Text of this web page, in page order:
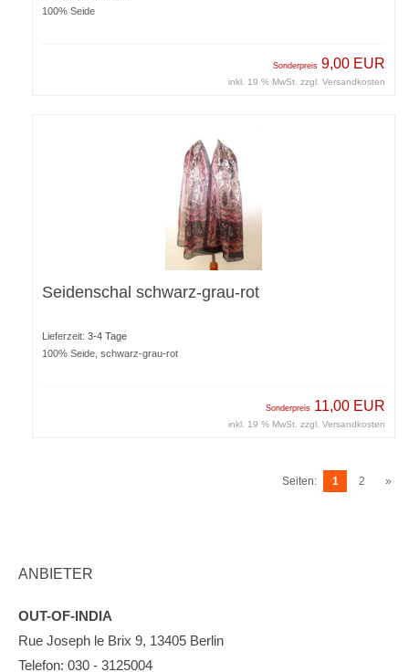
100% Seide
Sonderpreis 9,00 EUR
inkl. 19 % MwSt. zzgl. Versandkosten
Seidenschal schwarz-grau-rot
Lieferzeit: 3-4 Tage
100% Seide, schwarz-grau-rot
Sonderpreis 11,00 EUR
inkl. 19 % MwSt. zzgl. Versandkosten
Seiten: 1 2 »
ANBIETER
OUT-OF-INDIA
Rue Joseph le Brix 9, 13405 Berlin
Telefon: 030 - 3125004